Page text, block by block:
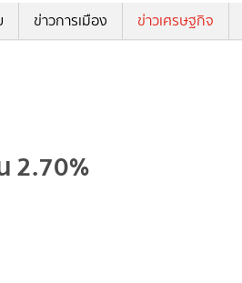
ข่าวการเมือง ข่าวเศรษฐกิจ
2.70%